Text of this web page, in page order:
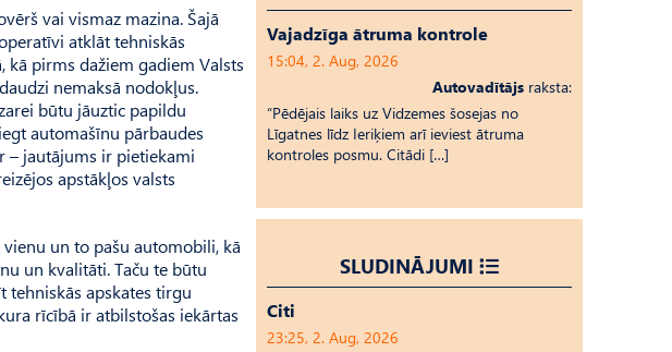
vai vismaz mazina. Šajā
atklāt tehniskās
kā pirms dažiem gadiem Valsts
nemaksā nodokļus.
būtu jāuztic papildu
automašīnu pārbaudes
– jautājums ir pietiekami
apstākļos valsts
un to pašu automobili, kā
un kvalitāti. Taču te būtu
tehniskās apskates tirgu
rīcībā ir atbilstošas iekārtas
Vajadzīga ātruma kontrole
15:04, 2. Aug, 2026
Autovadītājs raksta:
“Pēdējais laiks uz Vid­ze­mes šosejas no
Līgatnes līdz Ieriķiem arī ieviest ātruma
kontroles posmu. Citādi […]
SLUDINĀJUMI
Citi
23:25, 2. Aug, 2026